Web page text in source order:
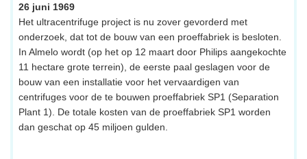
26 juni 1969
Het ultracentrifuge project is nu zover gevorderd met
onderzoek, dat tot de bouw van een proeffabriek is besloten.
In Almelo wordt (op het op 12 maart door Philips aangekochte
11 hectare grote terrein), de eerste paal geslagen voor de
bouw van een installatie voor het vervaardigen van
centrifuges voor de te bouwen proeffabriek SP1 (Separation
Plant 1). De totale kosten van de proeffabriek SP1 worden
dan geschat op 45 miljoen gulden.